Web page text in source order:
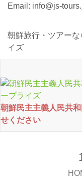
Email: info@js-
朝鮮旅行・ツアー
イズ
朝鮮民主主義人民共
せください